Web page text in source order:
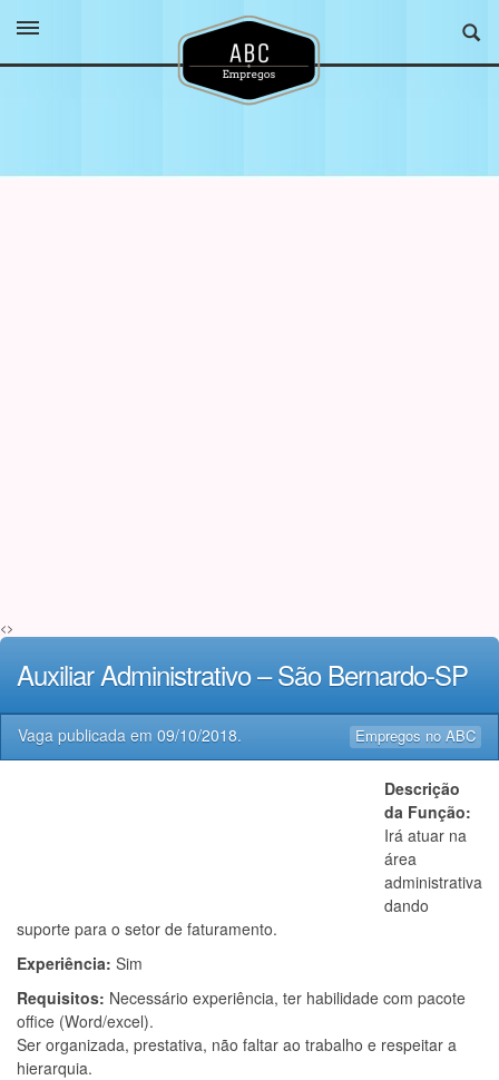
<>
Auxiliar Administrativo – São Bernardo-SP
Empregos no ABC
Vaga publicada em 09/10/2018.
Descrição
da Função:
Irá atuar na
área
administrativa
dando
suporte para o setor de faturamento.
Experiência: Sim
Requisitos: Necessário experiência, ter habilidade com pacote
office (Word/excel).
Ser organizada, prestativa, não faltar ao trabalho e respeitar a
hierarquia.